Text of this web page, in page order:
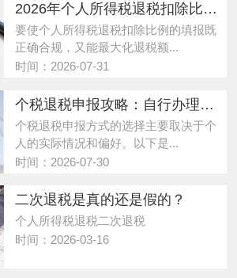
2026年个人所得税退税扣除比例合规填报与最大化退税策略
要使个人所得税退税扣除比例的填报既
正确合规，又能最大化退税额...
时间：2026-07-31
个税退税申报攻略：自行办理VS代为办理，如何选择最适合您的申报方式？
个税退税申报方式的选择主要取决于个
人的实际情况和偏好。以下是...
时间：2026-07-30
二次退税是真的还是假的？
个人所得税退税二次退税
时间：2026-03-16